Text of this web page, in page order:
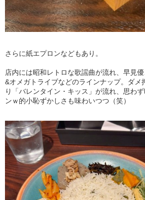
さらに紙エプロンなどもあり。
店内には昭和レトロな歌謡曲が流れ、早見
&オメガトライブなどのラインナップ。ダメ
り「バレンタイン・キッス」が流れ、思わ
ンｗ的小恥ずかしさも味わいつつ（笑）